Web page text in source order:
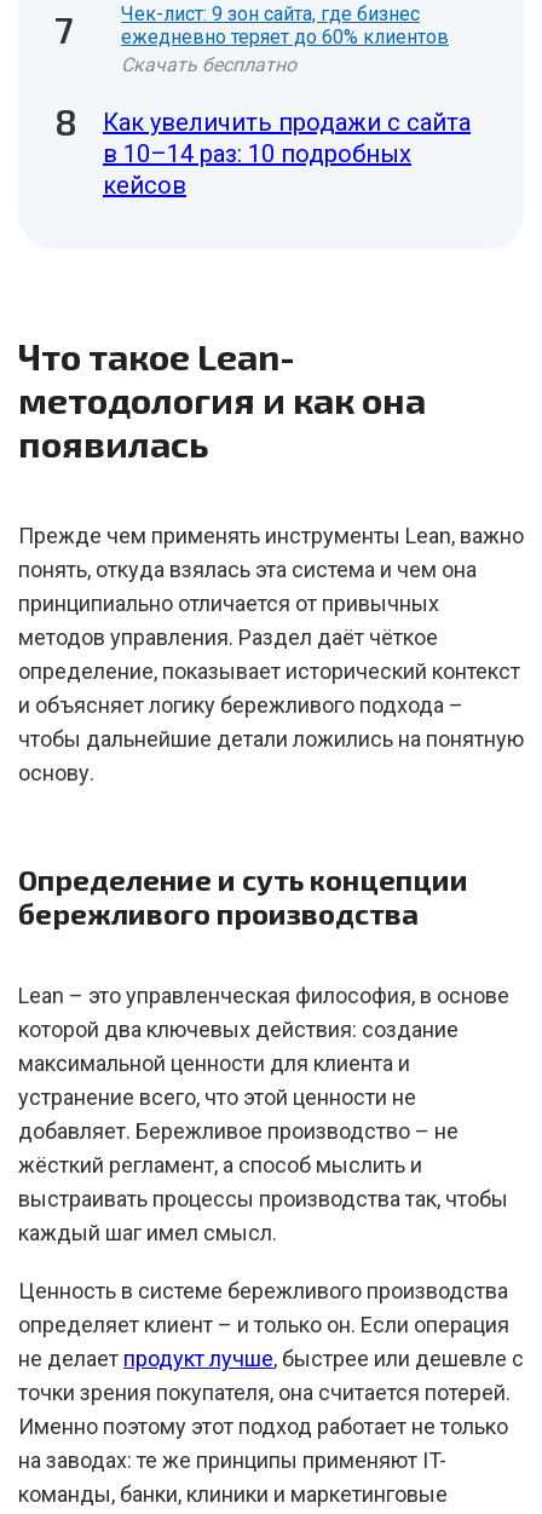
Чек-лист: 9 зон сайта, где бизнес
ежедневно теряет до 60% клиентов
Скачать бесплатно
Как увеличить продажи с сайта
в 10–14 раз: 10 подробных
кейсов
Что такое Lean-
методология и как она
появилась
Прежде чем применять инструменты Lean, важно
понять, откуда взялась эта система и чем она
принципиально отличается от привычных
методов управления. Раздел даёт чёткое
определение, показывает исторический контекст
и объясняет логику бережливого подхода –
чтобы дальнейшие детали ложились на понятную
основу.
Определение и суть концепции
бережливого производства
Lean – это управленческая философия, в основе
которой два ключевых действия: создание
максимальной ценности для клиента и
устранение всего, что этой ценности не
добавляет. Бережливое производство – не
жёсткий регламент, а способ мыслить и
выстраивать процессы производства так, чтобы
каждый шаг имел смысл.
Ценность в системе бережливого производства
определяет клиент – и только он. Если операция
не делает продукт лучше, быстрее или дешевле с
точки зрения покупателя, она считается потерей.
Именно поэтому этот подход работает не только
на заводах: те же принципы применяют IT-
команды, банки, клиники и маркетинговые